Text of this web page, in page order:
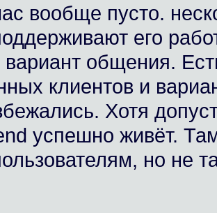
вообще пусто.
его
общения.
клиентов и
Хотя
успешно живёт.
но не